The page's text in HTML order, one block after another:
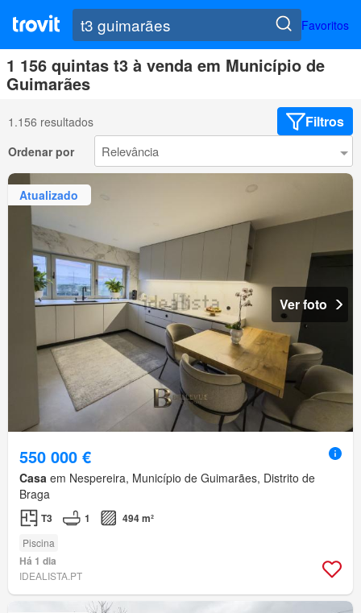
Favoritos
1 156 quintas t3 à venda em Município de
Guimarães
1.156 resultados Filtros
Ordenar por
Atualizado
Ver foto
550 000 €
Casa em Nespereira, Município de Guimarães, Distrito de
Braga
T3 1 494 m²
Piscina
Há 1 dia
IDEALISTA.PT